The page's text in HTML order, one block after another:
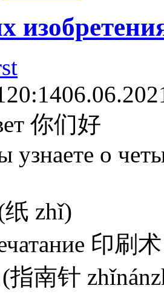
20:14
你们好
узнаете о
纸 zhǐ)
印刷
指南针